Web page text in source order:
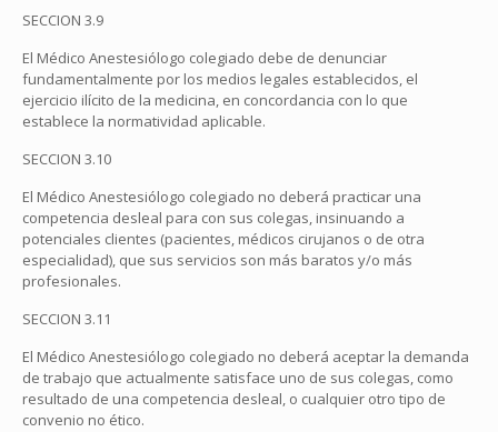
SECCION 3.9
El Médico Anestesiólogo colegiado debe de denunciar
fundamentalmente por los medios legales establecidos, el
ejercicio ilícito de la medicina, en concordancia con lo que
establece la normatividad aplicable.
SECCION 3.10
El Médico Anestesiólogo colegiado no deberá practicar una
competencia desleal para con sus colegas, insinuando a
potenciales clientes (pacientes, médicos cirujanos o de otra
especialidad), que sus servicios son más baratos y/o más
profesionales.
SECCION 3.11
El Médico Anestesiólogo colegiado no deberá aceptar la demanda
de trabajo que actualmente satisface uno de sus colegas, como
resultado de una competencia desleal, o cualquier otro tipo de
convenio no ético.